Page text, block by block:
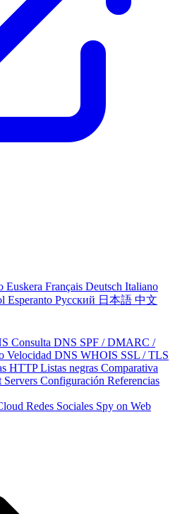
Euskera Français Deutsch Italiano
Esperanto Русский 日本語 中文
Consulta DNS SPF / DMARC /
Velocidad DNS WHOIS SSL / TLS
HTTPListas negras Comparativa
Servers Configuración Referencias
Redes Sociales Spy on Web